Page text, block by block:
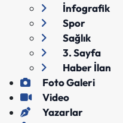
İnfografik
Spor
Sağlık
3. Sayfa
Haber İlan
Foto Galeri
Video
Yazarlar